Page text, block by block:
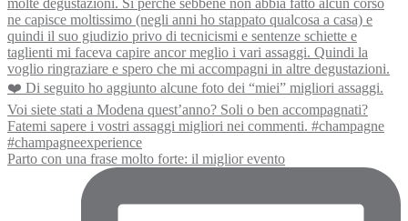
Parto con una frase molto forte: il miglior evento